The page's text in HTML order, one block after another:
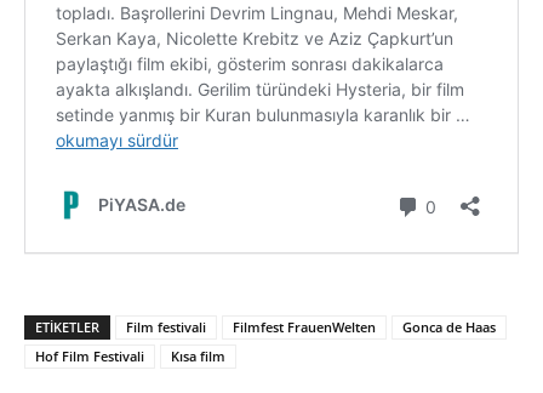
ETIKETLER Film festivali Filmfest FrauenWelten
Gonca de Haas
Hof Film Festivali
Kısa film